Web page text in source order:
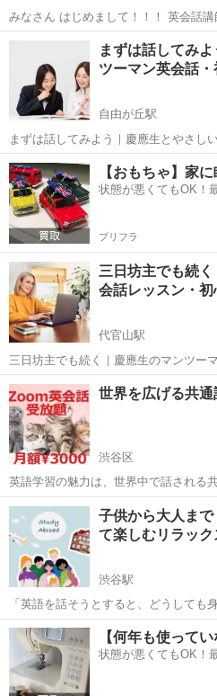
みなさん はじめまして！！！ 英会話講師のYuと申します。 これから
英会話をスタートしたい方にマンツー
中でレッス...
恵比寿駅 英会
まずは話してみ
ツーマン英会話
自由が丘駅
まずは話してみよう｜慶應生とやさし
専門・60分・無料体験受付中 英語を話せるようになりたいけれど、何
から始めればいいか分からない。 文法
なり英会話をするのは不安...
東京 渋谷区 自由が丘駅 英
【おもちゃ】家
状態が悪くてもOK！
プリフラ
三日坊主でも続
会話レッスン・
代官山駅
三日坊主でも続く｜慶應生のマンツー
OK・あなたのペースで・無料体験あり 英語を始めたいと思っても、
なかなか続かない。 参考書を買っても
を入れても、気づいたら使...
東京 渋谷区 代官山駅 英会
世界を広げる共通
渋谷区
英語学習の魅力は、世界中で話される
英語を学ぶことで、様々な文化や国々
ーションが可能になります。 Smile英会話 月額3000円受放題クラス
https:/...
東京 渋谷区 英会話 文化
子供から大人ま
て楽しむリラック
渋谷駅
「英語を話そうとすると、どうしても
ているような緊張感に包まれてしまう
文法が正しいか、発音が綺麗かを気に
すこと自体がストレスになってしまっ
東京 渋谷区 渋谷駅
【何年も使って
状態が悪くてもOK！